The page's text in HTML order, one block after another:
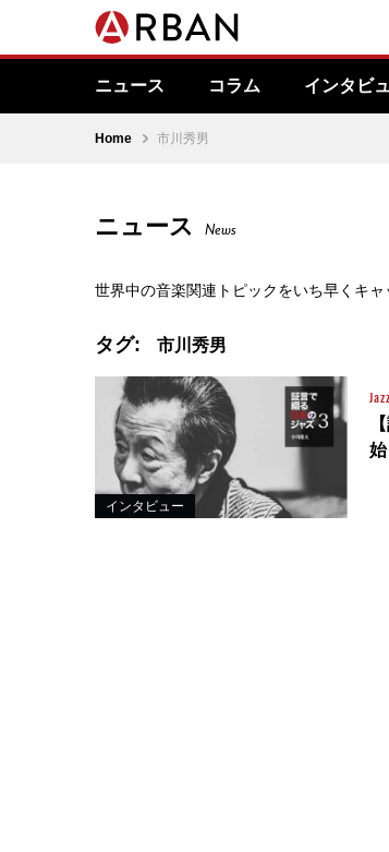
ニュース コラム インタビ
Home 市川秀男
ニュース News
世界中の音楽関連トピックをいち早くキ
タグ: 市川秀男
インタビュー
Jazz